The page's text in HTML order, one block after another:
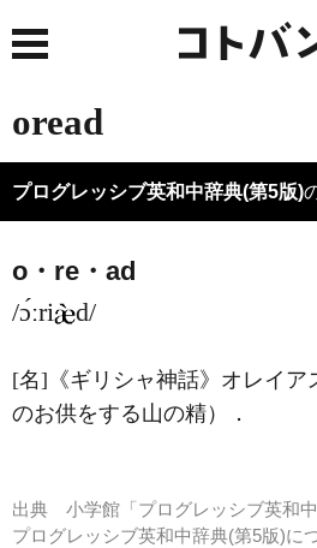
oread
プログレッシブ英和中辞典(第5版)
o・re・ad
/ɔ́ːri d/
[名] 《ギリシャ神話》 オレイア
のお供をする山の精）
．
出典 小学館「プログレッシブ英和中
プログレッシブ英和中辞典(第5版)